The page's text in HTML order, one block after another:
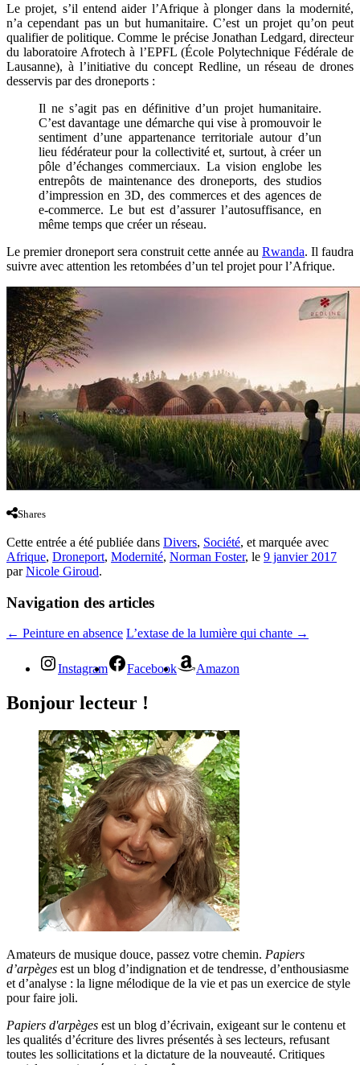
Le projet, s’il entend aider l’Afrique à plonger dans la modernité,
n’a cependant pas un but humanitaire. C’est un projet qu’on peut
qualifier de politique. Comme le précise Jonathan Ledgard, directeur
du laboratoire Afrotech à l’EPFL (École Polytechnique Fédérale de
Lausanne), à l’initiative du concept Redline, un réseau de drones
desservis par des droneports :
Il ne s’agit pas en définitive d’un projet humanitaire.
C’est davantage une démarche qui vise à promouvoir le
sentiment d’une appartenance territoriale autour d’un
lieu fédérateur pour la collectivité et, surtout, à créer un
pôle d’échanges commerciaux. La vision englobe les
entrepôts de maintenance des droneports, des studios
d’impression en 3D, des commerces et des agences de
e-commerce. Le but est d’assurer l’autosuffisance, en
même temps que créer un réseau.
Le premier droneport sera construit cette année au Rwanda. Il faudra
suivre avec attention les retombées d’un tel projet pour l’Afrique.
Shares
Cette entrée a été publiée dans Divers, Société, et marquée avec
Afrique, Droneport, Modernité, Norman Foster, le 9 janvier 2017
parNicole Giroud.
Navigation des articles
← Peinture en absence L’extase de la lumière qui chante →
Instagram Facebook Amazon
Bonjour lecteur !
Amateurs de musique douce, passez votre chemin. Papiers
d’arpèges est un blog d’indignation et de tendresse, d’enthousiasme
et d’analyse : la ligne mélodique de la vie et pas un exercice de style
pour faire joli.
Papiers d'arpèges est un blog d’écrivain, exigeant sur le contenu et
les qualités d’écriture des livres présentés à ses lecteurs, refusant
toutes les sollicitations et la dictature de la nouveauté. Critiques